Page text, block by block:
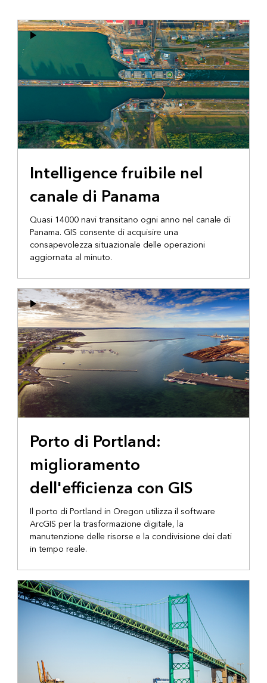
Intelligence fruibile nel
canale di Panama
Quasi 14000 navi transitano ogni anno nel canale di
Panama. GIS consente di acquisire una
consapevolezza situazionale delle operazioni
aggiornata al minuto.
Porto di Portland:
miglioramento
dell'efficienza con GIS
Il porto di Portland in Oregon utilizza il software
ArcGIS per la trasformazione digitale, la
manutenzione delle risorse e la condivisione dei dati
in tempo reale.